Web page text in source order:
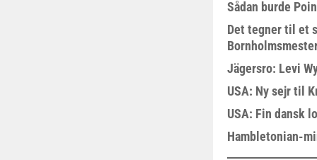
Sådan burde
Det tegner til et
Jägersro: Levi
USA: Ny sejr til
USA: Fin dansk
Hambletonian-